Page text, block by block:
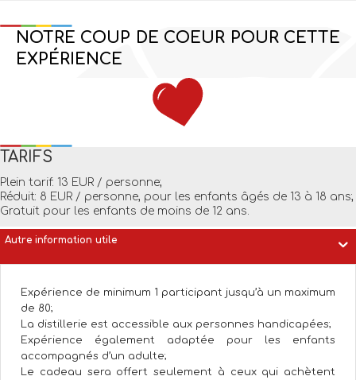
NOTRE COUP DE COEUR POUR CETTE
EXPÉRIENCE
TARIFS
Plein tarif: 13 EUR / personne;
Réduit: 8 EUR / personne, pour les enfants âgés de 13 à 18 ans;
Gratuit pour les enfants de moins de 12 ans.
Autre information utile
Expérience de minimum 1 participant jusqu’à un maximum
de 80;
La distillerie est accessible aux personnes handicapées;
Expérience également adaptée pour les enfants
accompagnés d’un adulte;
Le cadeau sera offert seulement à ceux qui achètent